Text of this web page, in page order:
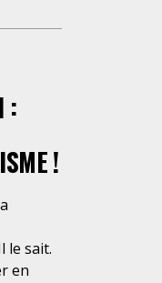
les
de
(la
:
!
le sait.
en